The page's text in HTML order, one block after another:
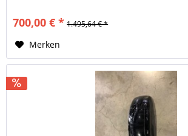
700,00 € * 1.495,64 € *
Merken